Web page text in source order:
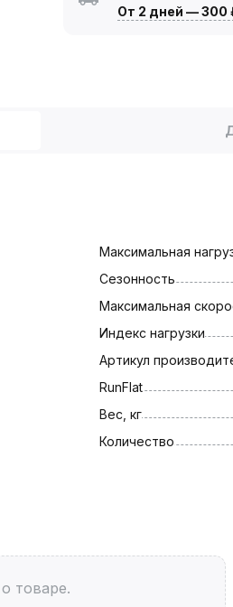
От 2 дней —300
Максимальная
Сезонность
Максимальная
Индекс нагрузки
Артикул
RunFlat
Вес, кг
Количество
товаре.